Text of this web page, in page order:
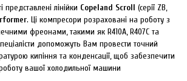
лінійки Copeland Scroll (серії ZB,
. Ці компресори розраховані на роботу з
фреонами, такими як R410A, R407C та
допоможуть Вам провести точний
кипіння та конденсації, щоб забезпечити
вашої холодильної машини